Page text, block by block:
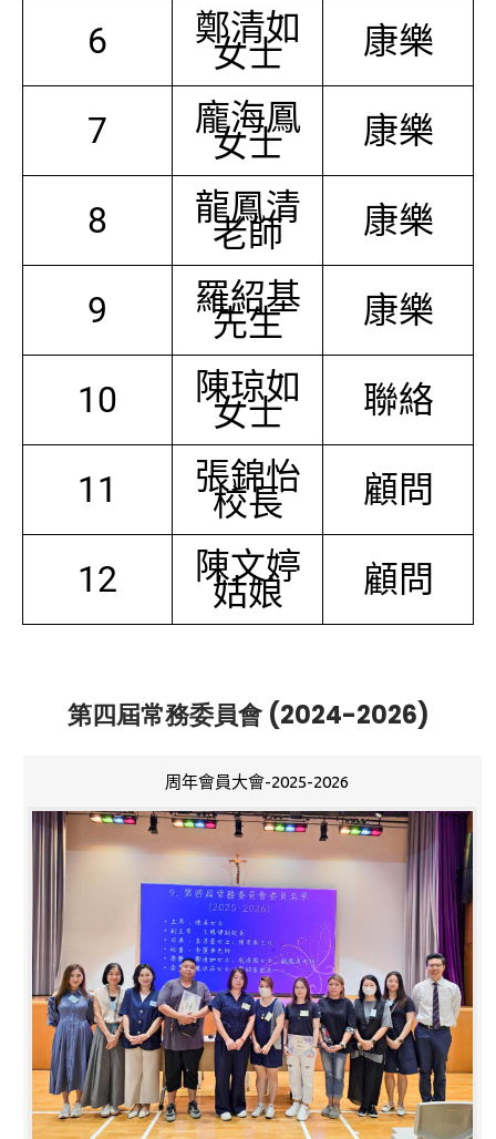
6 鄭清如
女士 康樂
7 龐海鳳
女士 康樂
8 龍鳳清
老師 康樂
9 羅紹基
先生 康樂
10 陳琼如
女士 聯絡
11 張錦怡
校長 顧問
12 陳文婷
姑娘 顧問
第四屆常務委員會 (2024-2026)
周年會員大會-2025-2026